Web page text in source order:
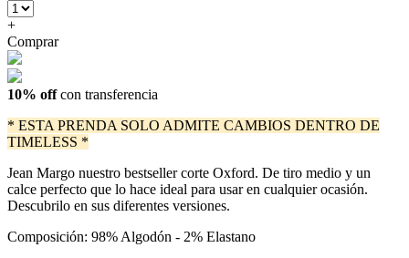
+
Comprar
10% offcon transferencia
* ESTA PRENDA SOLO ADMITE CAMBIOS DENTRO DE
TIMELESS *
Jean Margo nuestro bestseller corte Oxford. De tiro medio y un
calce perfecto que lo hace ideal para usar en cualquier ocasión.
Descubrilo en sus diferentes versiones.
Composición: 98% Algodón - 2% Elastano